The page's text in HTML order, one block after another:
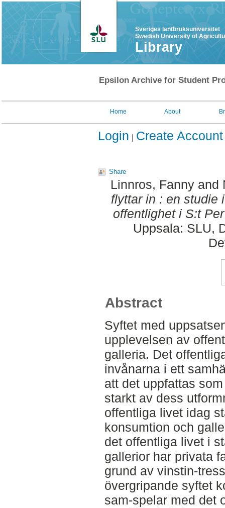
Sveriges lantbruksuniversitet
Swedish University of
Library
Epsilon Archive for Student
Home About
Login Create Account
Share
Linnros, Fanny and
flyttar in : en studie
offentlighet i S:t
Uppsala: SLU,
Abstract
Syftet med
upplevelsen av
galleria. Det
invånarna i ett
att det uppfattas
starkt av dess
offentliga livet idag
konsumtion och
det offentliga livet i
gallerior har privata
grund av vinstin-
övergripande syftet
sam-spelar med det